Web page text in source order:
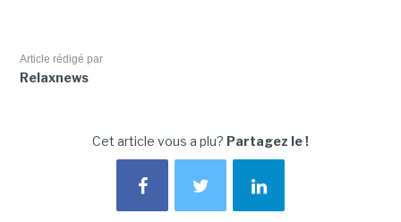
Article rédigé par
Relaxnews
Cet article vous a plu? Partagez le !